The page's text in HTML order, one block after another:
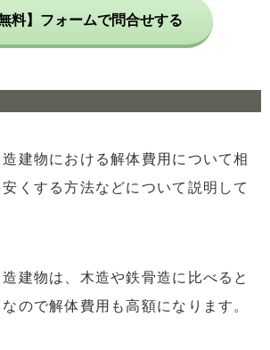
無料】フォームで問合せする
建物における解体費用について相
くする方法などについて説明して
建物は、木造や鉄骨造に比べると
ので解体費用も高額になります。